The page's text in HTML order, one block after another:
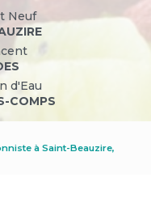
Neuf
d'Eau
COMPS
à Saint-Beauzire,